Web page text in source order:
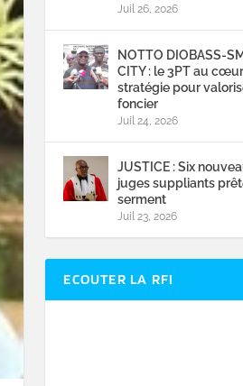
Juil 26, 2026
NOTTO DIOBASS-
CITY : le 3PT au
stratégie pour
foncier
Juil 24, 2026
JUSTICE : Six
juges suppliants
serment
Juil 23, 2026
ECOUTER LA RFI